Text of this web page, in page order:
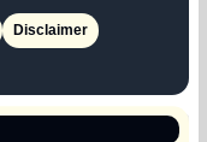
Disclaimer